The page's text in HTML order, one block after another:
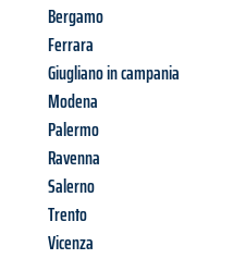
Bergamo
Ferrara
Giugliano in campania
Modena
Palermo
Ravenna
Salerno
Trento
Vicenza